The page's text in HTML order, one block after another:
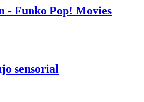
- Funko Pop! Movies
sensorial